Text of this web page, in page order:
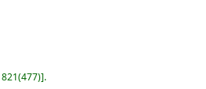
821(477) .